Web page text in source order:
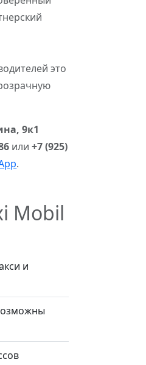
это
9к1
или+7 (925)
.
Mobil
и